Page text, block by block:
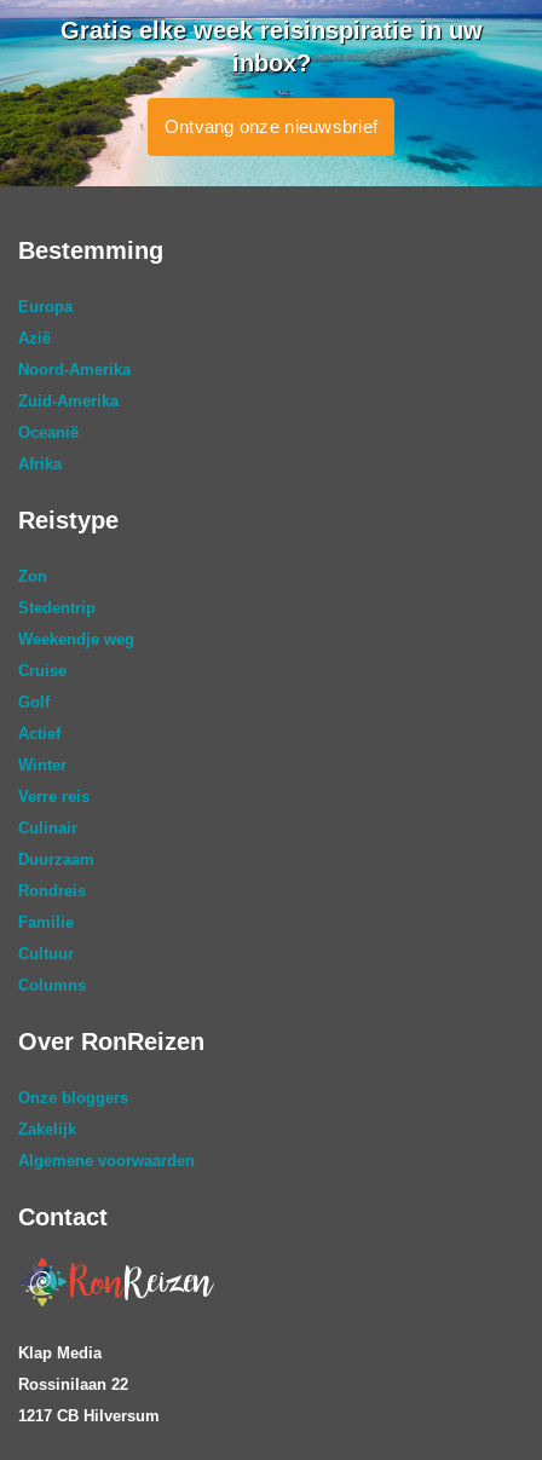
Gratis elke week reisinspiratie in uw
inbox?
Ontvang onze nieuwsbrief
Bestemming
Europa
Azië
Noord-Amerika
Zuid-Amerika
Oceanië
Afrika
Reistype
Zon
Stedentrip
Weekendje weg
Cruise
Golf
Actief
Winter
Verre reis
Culinair
Duurzaam
Rondreis
Familie
Cultuur
Columns
Over RonReizen
Onze bloggers
Zakelijk
Algemene voorwaarden
Contact
Klap Media
Rossinilaan 22
1217 CB Hilversum